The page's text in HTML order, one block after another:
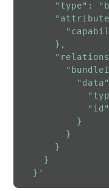
"type":
      },
          }
        }
      }
    }
  }'